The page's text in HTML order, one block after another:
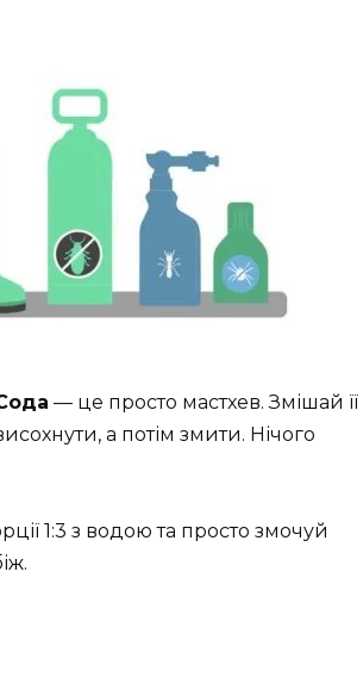
— це просто мастхев. Змішай її
а потім змити. Нічого
1:3 з водою та просто змочуй